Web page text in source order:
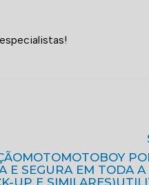
MOTO
MOTOBOY
E SEGURA EM TODA
UP E SIMILARES)